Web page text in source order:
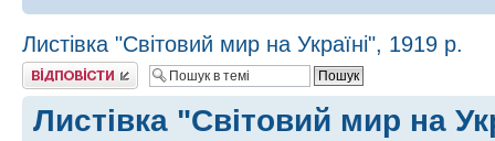
Листівка "Світовий мир на Україні", 1919 р.
Відповісти
Листівка "Світовий мир на